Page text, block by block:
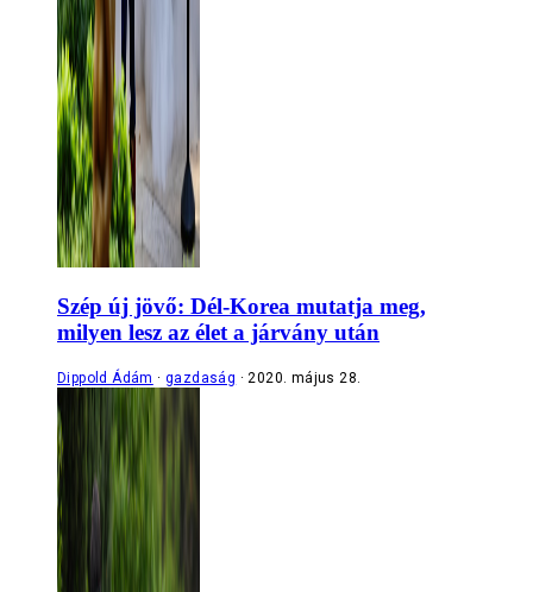
Szép új jövő: Dél-Korea mutatja meg,
milyen lesz az élet a járvány után
Dippold Ádám gazdaság 2020. május 28.